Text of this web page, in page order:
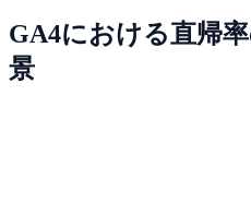
GA4における直帰
景